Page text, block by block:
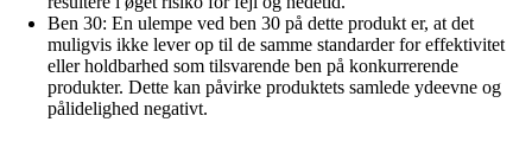
Ben 30: En ulempe ved ben 30 på dette produkt er, at det
muligvis ikke lever op til de samme standarder for effektivitet
eller holdbarhed som tilsvarende ben på konkurrerende
produkter. Dette kan påvirke produktets samlede ydeevne og
pålidelighed negativt.